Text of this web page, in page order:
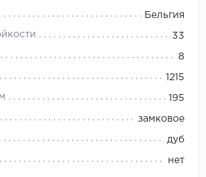
Novafloor
Primavera
ROYCE
Бельгия
33
8
1215
195
замковое
дуб
нет